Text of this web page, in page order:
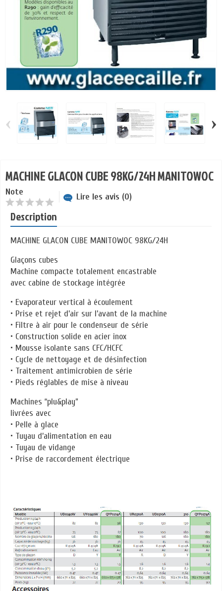
‹ ›
MACHINE GLACON CUBE 98KG/24H MANITOWOC
Note Lire les avis (0)
Description
MACHINE GLACON CUBE MANITOWOC 98KG/24H
Glaçons cubes
Machine compacte totalement encastrable
avec cabine de stockage intégrée
• Evaporateur vertical à écoulement
• Prise et rejet d’air sur l’avant de la machine
• Filtre à air pour le condenseur de série
• Construction solide en acier inox
• Mousse isolante sans CFC/HCFC
• Cycle de nettoyage et de désinfection
• Traitement antimicrobien de série
• Pieds réglables de mise à niveau
Machines “plu&play”
livrées avec
• Pelle à glace
• Tuyau d’alimentation en eau
• Tuyau de vidange
• Prise de raccordement électrique